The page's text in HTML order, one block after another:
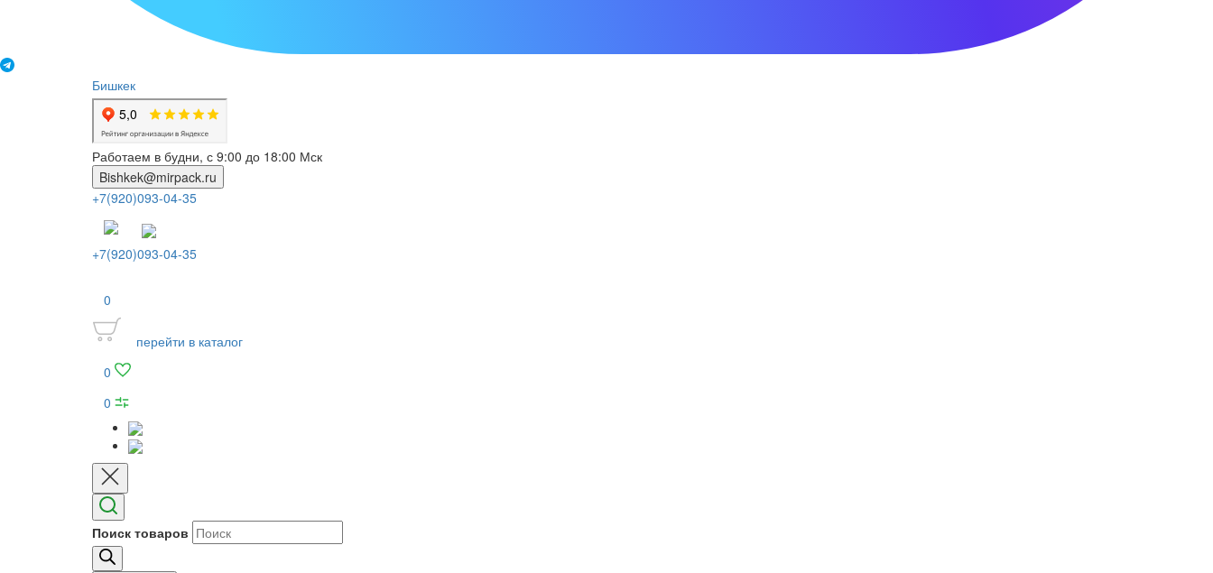
Бишкек
Работаем в будни, с 9:00 до 18:00 Мск
Bishkek@mirpack.ru
+7(920)093-04-35
+7(920)093-04-35
0
перейти в каталог
0
0
Поиск товаров